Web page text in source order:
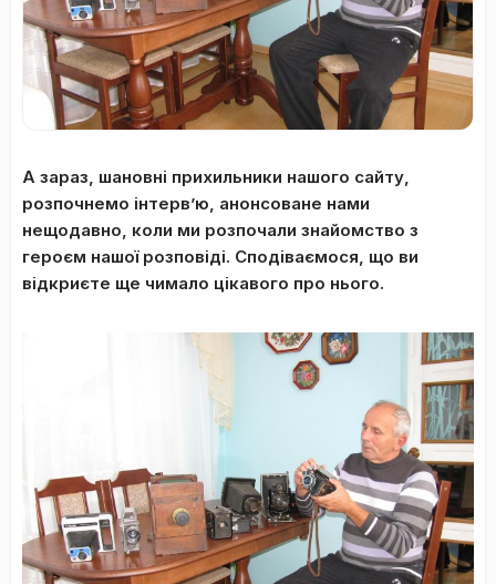
А зараз, шановні прихильники нашого сайту,
розпочнемо інтерв’ю, анонсоване нами
нещодавно, коли ми розпочали знайомство з
героєм нашої розповіді. Сподіваємося, що ви
відкриєте ще чимало цікавого про нього.